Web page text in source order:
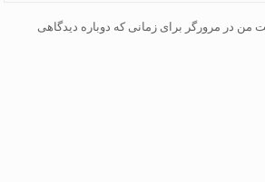
من در مرورگر برای زمانی که دوباره دیدگاهی